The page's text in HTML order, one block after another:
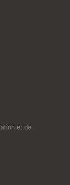
et de